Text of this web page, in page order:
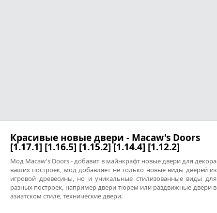
Красивые новые двери - Macaw's Doors
[1.17.1] [1.16.5] [1.15.2] [1.14.4] [1.12.2]
Мод Macaw's Doors - добавит в майнкрафт новые двери для декора
ваших построек, мод добавляет не только новые виды дверей из
игровой древесины, но и уникальные стилизованные виды для
разных построек, например двери тюрем или раздвижные двери в
азиатском стиле, технические двери.